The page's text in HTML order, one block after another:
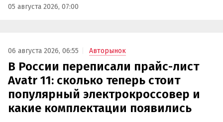
05 августа 2026, 07:00
06 августа 2026, 06:55 Авторынок
В России переписали прайс-лист
Avatr 11: сколько теперь стоит
популярный электрокроссовер и
какие комплектации появились